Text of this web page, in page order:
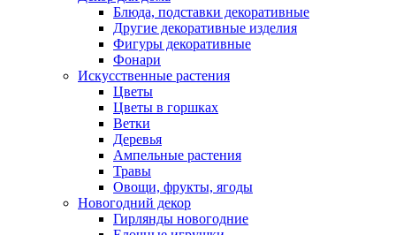
Блюда, подставки декоративные
Другие декоративные изделия
Фигуры декоративные
Фонари
Искусственные растения
Цветы
Цветы в горшках
Ветки
Деревья
Ампельные растения
Травы
Овощи, фрукты, ягоды
Новогодний декор
Гирлянды новогодние